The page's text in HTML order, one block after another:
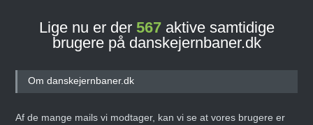
Lige nu er der 567aktive samtidige
brugere på danskejernbaner.dk
Om danskejernbaner.dk
Af de mange mails vi modtager, kan vi se at vores brugere er